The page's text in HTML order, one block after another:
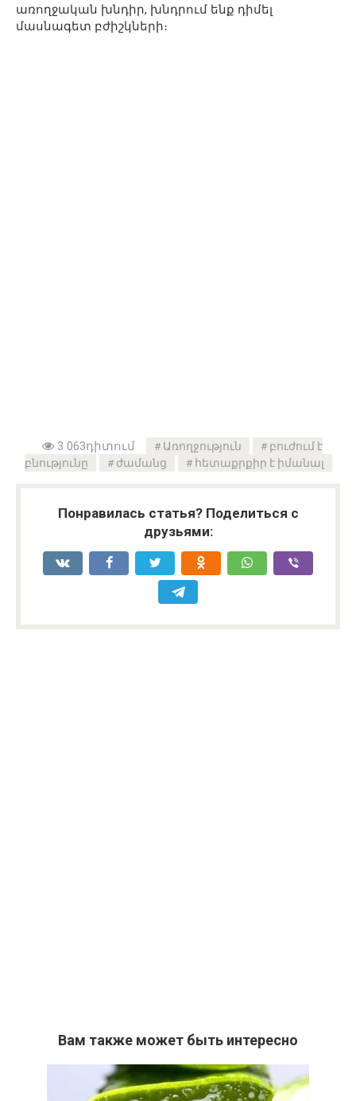
առողջական խնդիր, խնդրում ենք դիմել
մասնագետ բժիշկների։
3 063դիտում Առողջություն
բուժում է
բնությունը
ժամանց հետաքրքիր է իմանալ
Понравилась статья? Поделиться с
друзьями:
Вам также может быть интересно